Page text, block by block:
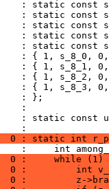
: static const
: static const
: static const
: static const
: static const
: { 1, s_8_0,
: { 1, s_8_1,
: { 1, s_8_2,
: { 1, s_8_3,
: };
:
: static const
:
0 : static int
:     int
0 :     while (1)
0 :         int
0 :         z-